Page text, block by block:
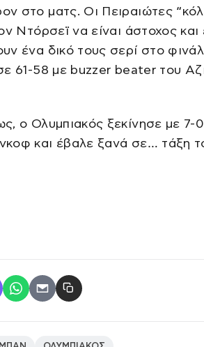
στο ματς. Οι Πειραιώτες
Ντόρσεϊ να είναι άστοχος και
ένα δικό τους σερί στο
61-58 με buzzer beater του
ο Ολυμπιακός ξεκίνησε με 7-
και έβαλε ξανά σε… τάξη